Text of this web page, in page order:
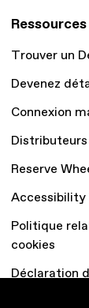
Ressources
Trouver un
Devenez
Connexion
Reserve
Politique
cookies
Déclaration